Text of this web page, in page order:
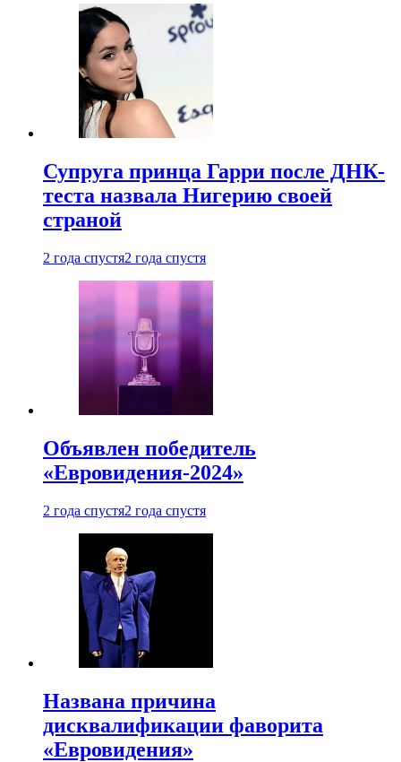
Супруга принца Гарри после ДНК-
теста назвала Нигерию своей
страной
2 года спустя2 года спустя
Объявлен победитель
«Евровидения-2024»
2 года спустя2 года спустя
Названа причина
дисквалификации фаворита
«Евровидения»